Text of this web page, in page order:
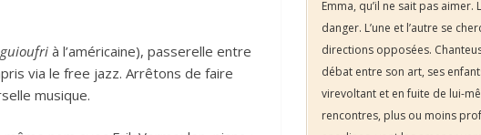
guioufri à l’américaine), passerelle entre
via le free jazz. Arrêtons de faire
musique.
Emma, qu’il ne sait pas aimer.
danger. L’une et l’autre se
directions opposées.
débat entre son art, ses
virevoltant et en fuite de lui-
rencontres, plus ou moins